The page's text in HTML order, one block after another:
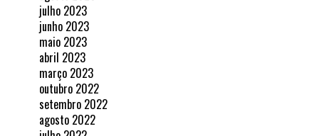
julho 2023
junho 2023
maio 2023
abril 2023
março 2023
outubro 2022
setembro 2022
agosto 2022